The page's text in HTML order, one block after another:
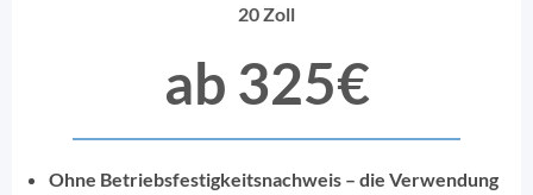
20 Zoll
ab 325€
Ohne Betriebsfestigkeitsnachweis – die Verwendung